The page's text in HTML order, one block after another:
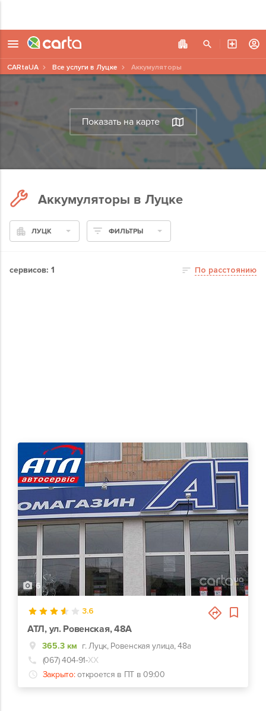
Показать на карте
CARtaUA Все услуги в Луцке Аккумуляторы
Аккумуляторы в Луцке
ЛУЦК ФИЛЬТРЫ
сервисов: 1 По расстоянию
6
3.6
АТЛ, ул. Ровенская, 48А
365.3 км г. Луцк, Ровенская улица, 48а
(067) 404-91-ХХ
Закрыто: откроется в ПТ в 09:00